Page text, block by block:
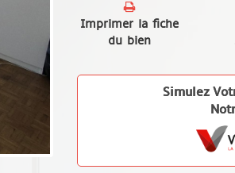
Imprimer la fiche
du bien
Simulez